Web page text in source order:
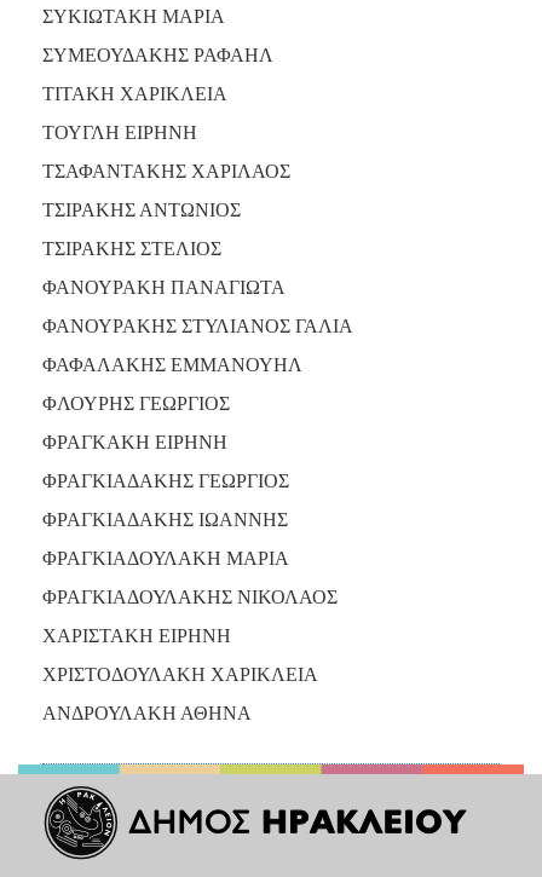
ΣΥΚΙΩΤΑΚΗ ΜΑΡΙΑ
ΣΥΜΕΟΥΔΑΚΗΣ ΡΑΦΑΗΛ
ΤΙΤΑΚΗ ΧΑΡΙΚΛΕΙΑ
ΤΟΥΓΛΗ ΕΙΡΗΝΗ
ΤΣΑΦΑΝΤΑΚΗΣ ΧΑΡΙΛΑΟΣ
ΤΣΙΡΑΚΗΣ ΑΝΤΩΝΙΟΣ
ΤΣΙΡΑΚΗΣ ΣΤΕΛΙΟΣ
ΦΑΝΟΥΡΑΚΗ ΠΑΝΑΓΙΩΤΑ
ΦΑΝΟΥΡΑΚΗΣ ΣΤΥΛΙΑΝΟΣ ΓΑΛΙΑ
ΦΑΦΑΛΑΚΗΣ ΕΜΜΑΝΟΥΗΛ
ΦΛΟΥΡΗΣ ΓΕΩΡΓΙΟΣ
ΦΡΑΓΚΑΚΗ ΕΙΡΗΝΗ
ΦΡΑΓΚΙΑΔΑΚΗΣ ΓΕΩΡΓΙΟΣ
ΦΡΑΓΚΙΑΔΑΚΗΣ ΙΩΑΝΝΗΣ
ΦΡΑΓΚΙΑΔΟΥΛΑΚΗ ΜΑΡΙΑ
ΦΡΑΓΚΙΑΔΟΥΛΑΚΗΣ ΝΙΚΟΛΑΟΣ
ΧΑΡΙΣΤΑΚΗ ΕΙΡΗΝΗ
ΧΡΙΣΤΟΔΟΥΛΑΚΗ ΧΑΡΙΚΛΕΙΑ
ΑΝΔΡΟΥΛΑΚΗ ΑΘΗΝΑ